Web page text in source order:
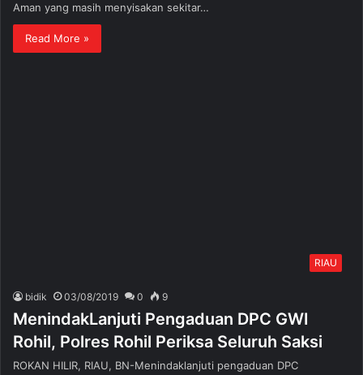
Aman yang masih menyisakan sekitar…
Read More »
RIAU
bidik 03/08/2019 0 9
MenindakLanjuti Pengaduan DPC GWI
Rohil, Polres Rohil Periksa Seluruh Saksi
ROKAN HILIR, RIAU, BN-Menindaklanjuti pengaduan DPC